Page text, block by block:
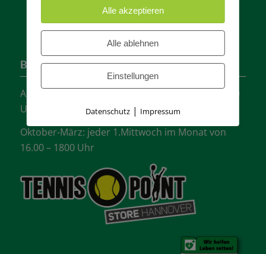
Bürozeiten
April-September: jeder Mittwoch von 16.00 -18:00
Uhr
Oktober-März: jeder 1.Mittwoch im Monat von
16.00 – 1800 Uhr
Alle akzeptieren
Alle ablehnen
Einstellungen
Datenschutz| Impressum